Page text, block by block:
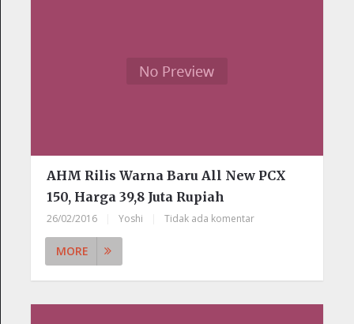
AHM Rilis Warna Baru All New PCX
150, Harga 39,8 Juta Rupiah
26/02/2016 Yoshi Tidak ada komentar
MORE